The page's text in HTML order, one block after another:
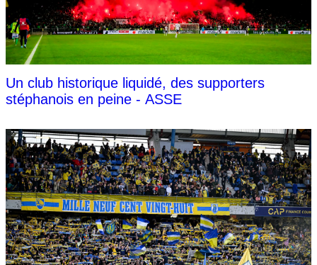
Un club historique liquidé, des supporters
stéphanois en peine - ASSE